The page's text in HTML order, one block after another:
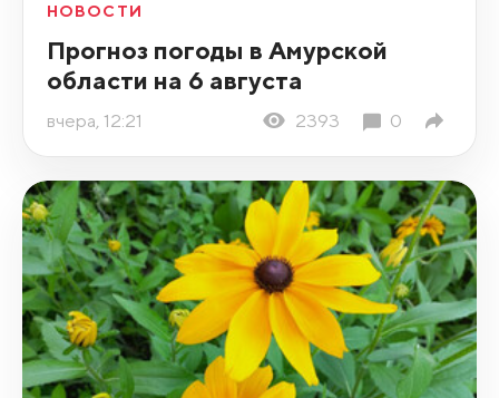
НОВОСТИ
Прогноз погоды в Амурской
области на 6 августа
вчера, 12:21 2393 0